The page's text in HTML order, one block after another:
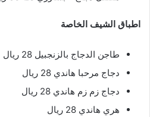
اطباق الشيف الخاصة
طاجن الدجاج بالزنجبيل 28 ريال
دجاج مرحبا هاندي 28 ريال
دجاج زم زم هاندي 28 ريال
هري هاندي 28 ريال